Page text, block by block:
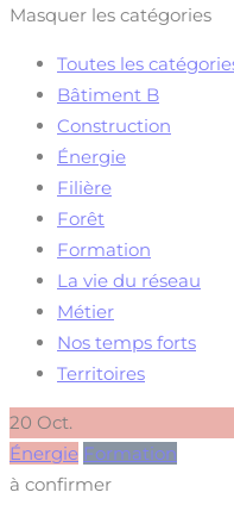
Masquer les catégories
Toutes les
Bâtiment B
Construction
Énergie
Filière
Forêt
Formation
La vie du réseau
Métier
Nos temps forts
Territoires
20 Oct.
Énergie Formation
à confirmer